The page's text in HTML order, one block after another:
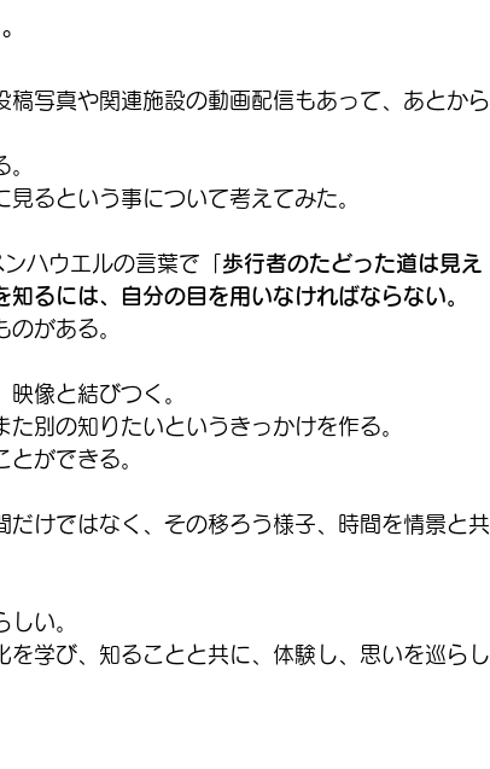
写真や関連施設の動画配信もあって、あとから
るという事について考えてみた。
ハウエルの言葉で「 歩行者のたどった道は見え
るには、自分の目を用いなければならない。
がある。
像と結びつく。
別の知りたいというきっかけを作る。
ができる。
けではなく、その移ろう様子、時間を情景と共
い。
学び、知ることと共に、体験し、思いを巡らし